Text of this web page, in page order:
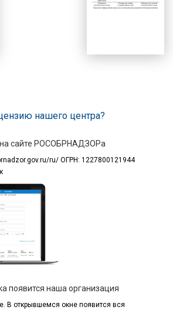
нашего центра?
сайте РОСОБРНАДЗОРа
ru/ ОГРН: 1227800121944
появится наша организация
В открывшемся окне появится вся